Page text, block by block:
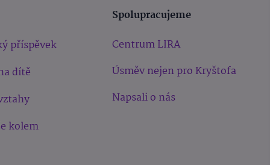
příspěvek
dítě
kolem
Spolupracujeme
Centrum LIRA
Úsměv nejen pro Kryštofa
Napsali o nás